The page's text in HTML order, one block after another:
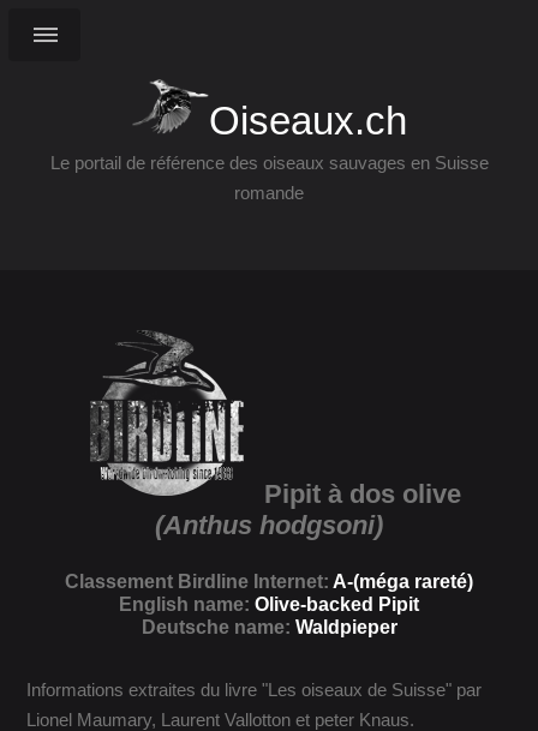
Oiseaux.ch
Le portail de référence des oiseaux sauvages en Suisse
romande
Pipit à dos olive
(Anthus hodgsoni)
Classement Birdline Internet: A-(méga rareté)
English name: Olive-backed Pipit
Deutsche name: Waldpieper
Informations extraites du livre "Les oiseaux de Suisse" par
Lionel Maumary, Laurent Vallotton et peter Knaus.